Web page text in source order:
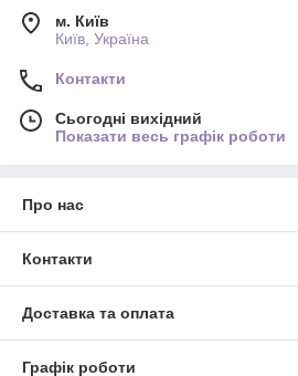
м. Київ
Київ, Україна
Контакти
Сьогодні вихідний
Показати весь графік роботи
Про нас
Контакти
Доставка та оплата
Графік роботи